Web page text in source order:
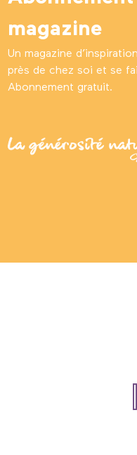
magazine
Un magazine
près de chez soi et se
Abonnement gratuit.